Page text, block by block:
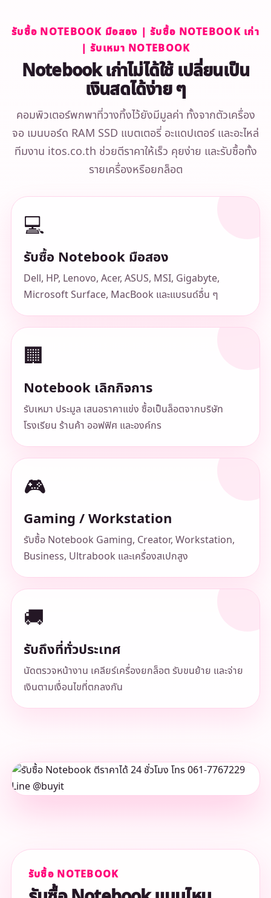
รับซื้อ NOTEBOOK มือสอง | รับซื้อ NOTEBOOK เก่า
| รับเหมา NOTEBOOK
Notebook เก่าไม่ได้ใช้ เปลี่ยนเป็น
เงินสดได้ง่าย ๆ
คอมพิวเตอร์พกพาที่วางทิ้งไว้ยังมีมูลค่า ทั้งจากตัวเครื่อง
จอ เมนบอร์ด RAM SSD แบตเตอรี่ อะแดปเตอร์ และอะไหล่
ทีมงาน itos.co.th ช่วยตีราคาให้เร็ว คุยง่าย และรับซื้อทั้ง
รายเครื่องหรือยกล็อต
💻
รับซื้อ Notebook มือสอง
Dell, HP, Lenovo, Acer, ASUS, MSI, Gigabyte,
Microsoft Surface, MacBook และแบรนด์อื่น ๆ
🏢
Notebook เลิกกิจการ
รับเหมา ประมูล เสนอราคาแข่ง ซื้อเป็นล็อตจากบริษัท
โรงเรียน ร้านค้า ออฟฟิศ และองค์กร
🎮
Gaming / Workstation
รับซื้อ Notebook Gaming, Creator, Workstation,
Business, Ultrabook และเครื่องสเปกสูง
🚚
รับถึงที่ทั่วประเทศ
นัดตรวจหน้างาน เคลียร์เครื่องยกล็อต รับขนย้าย และจ่าย
เงินตามเงื่อนไขที่ตกลงกัน
รับซื้อ NOTEBOOK